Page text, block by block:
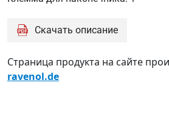
Скачать описание
Страница продукта на сайте
ravenol.de